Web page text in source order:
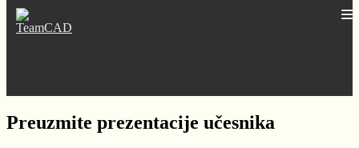
Preuzmite prezentacije učesnika